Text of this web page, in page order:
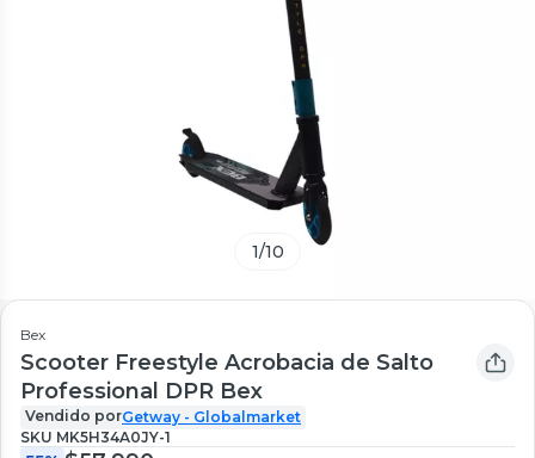
1/10
Bex
Scooter Freestyle Acrobacia de Salto
Professional DPR Bex
Vendido porGetway - Globalmarket
SKU MK5H34A0JY-1